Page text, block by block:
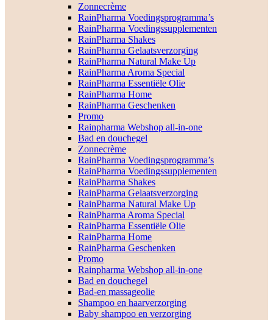
Zonnecrème
RainPharma Voedingsprogramma’s
RainPharma Voedingssupplementen
RainPharma Shakes
RainPharma Gelaatsverzorging
RainPharma Natural Make Up
RainPharma Aroma Special
RainPharma Essentiële Olie
RainPharma Home
RainPharma Geschenken
Promo
Rainpharma Webshop all-in-one
Bad en douchegel
Zonnecrème
RainPharma Voedingsprogramma’s
RainPharma Voedingssupplementen
RainPharma Shakes
RainPharma Gelaatsverzorging
RainPharma Natural Make Up
RainPharma Aroma Special
RainPharma Essentiële Olie
RainPharma Home
RainPharma Geschenken
Promo
Rainpharma Webshop all-in-one
Bad en douchegel
Bad-en massageolie
Shampoo en haarverzorging
Baby shampoo en verzorging